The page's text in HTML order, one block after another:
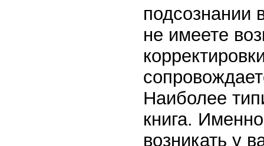
подсознании
не имеете
Наиболее
книга.
возникать у